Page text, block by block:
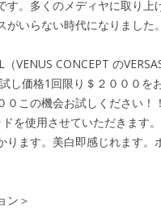
す。多くのメディヤに取り上
いらない時代になりました。
VENUS CONCEPT の
し価格1回限り＄２０００を
０この機会お試しください！
を使用させていただきます
ります。美白即感じれます。
ン＞